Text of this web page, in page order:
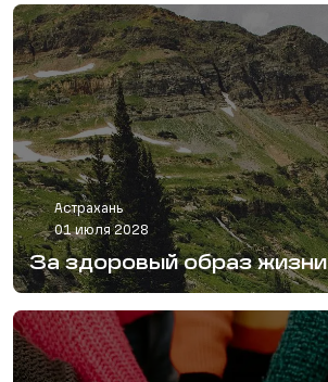
Астрахань
01 июля 2028
За здоровый образ жизни